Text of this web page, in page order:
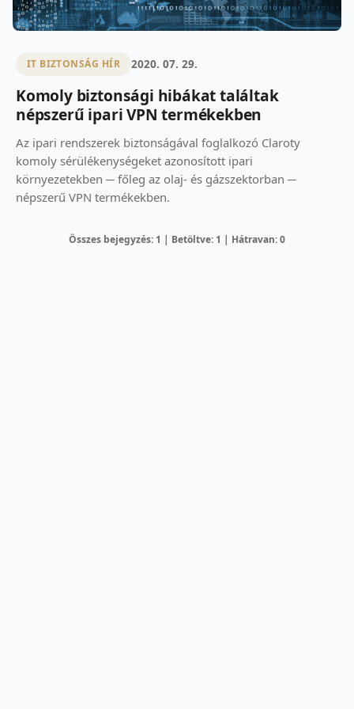
IT BIZTONSÁG HÍR 2020. 07. 29.
Komoly biztonsági hibákat találtak
népszerű ipari VPN termékekben
Az ipari rendszerek biztonságával foglalkozó Claroty
komoly sérülékenységeket azonosított ipari
környezetekben ─ főleg az olaj- és gázszektorban ─
népszerű VPN termékekben.
Összes bejegyzés: 1 | Betöltve: 1 | Hátravan: 0